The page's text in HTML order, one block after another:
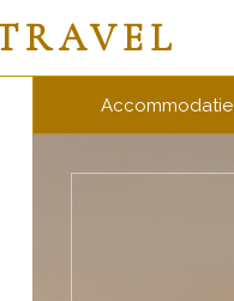
Accommodatie